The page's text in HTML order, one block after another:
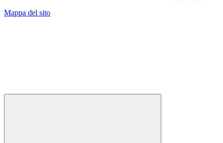
Mappa del sito